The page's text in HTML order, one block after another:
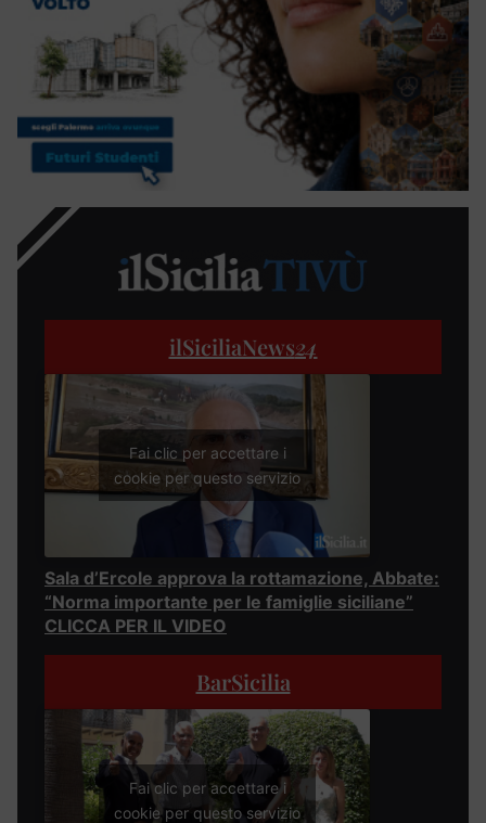
ilSiciliaNews24
Fai clic per accettare i
cookie per questo servizio
Sala d’Ercole approva la rottamazione, Abbate:
“Norma importante per le famiglie siciliane”
CLICCA PER IL VIDEO
BarSicilia
Fai clic per accettare i
cookie per questo servizio